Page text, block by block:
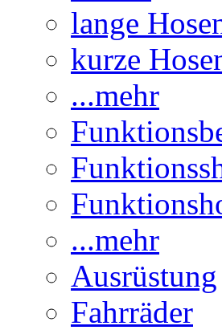
lange
kurze
...mehr
...mehr
Ausrüstung
Fahrräder